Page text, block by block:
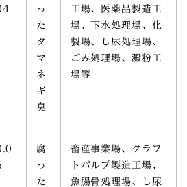
っ
た
タ
マ
ネ
ギ
臭
工場、医薬品製造工
場、下水処理場、化
製場、し尿処理場、
ごみ処理場、澱粉工
場等
腐
っ
た
畜産事業場、クラフ
トパルプ製造工場、
魚腸骨処理場、し尿